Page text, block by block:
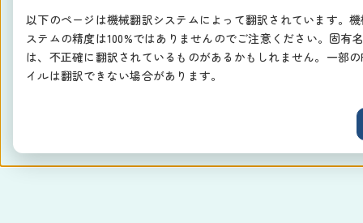
以下のページは機械翻訳システムによって翻訳されています。
ステムの精度は100%ではありませんのでご注意ください。固有
は、不正確に翻訳されているものがあるかもしれません。一部
イルは翻訳できない場合があります。